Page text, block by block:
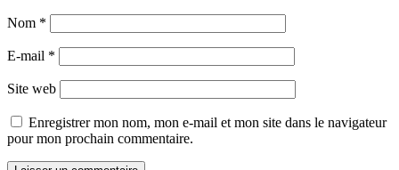
Nom *
E-mail *
Site web
Enregistrer mon nom, mon e-mail et mon site dans le navigateur
pour mon prochain commentaire.